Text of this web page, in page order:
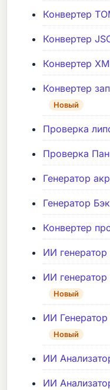
Конвертер
Конвертер
Конвертер
Конвертер
Новый
Проверка
Проверка
Генератор
Генератор
Конвертер
ИИ генератор
ИИ
Новый
ИИ
Новый
ИИ
ИИ